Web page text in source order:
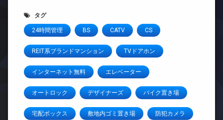
タグ
24時間管理 BS CATV CS
REIT系ブランドマンション TVドアホン
インターネット無料 エレベーター
オートロック デザイナーズ バイク置き場
宅配ボックス 敷地内ゴミ置き場 防犯カメラ